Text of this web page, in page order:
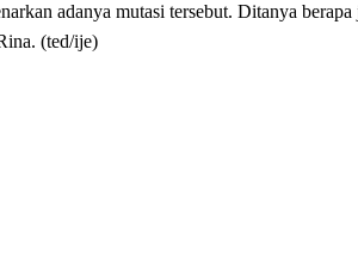
adanya mutasi tersebut. Ditanya
(ted/ije)